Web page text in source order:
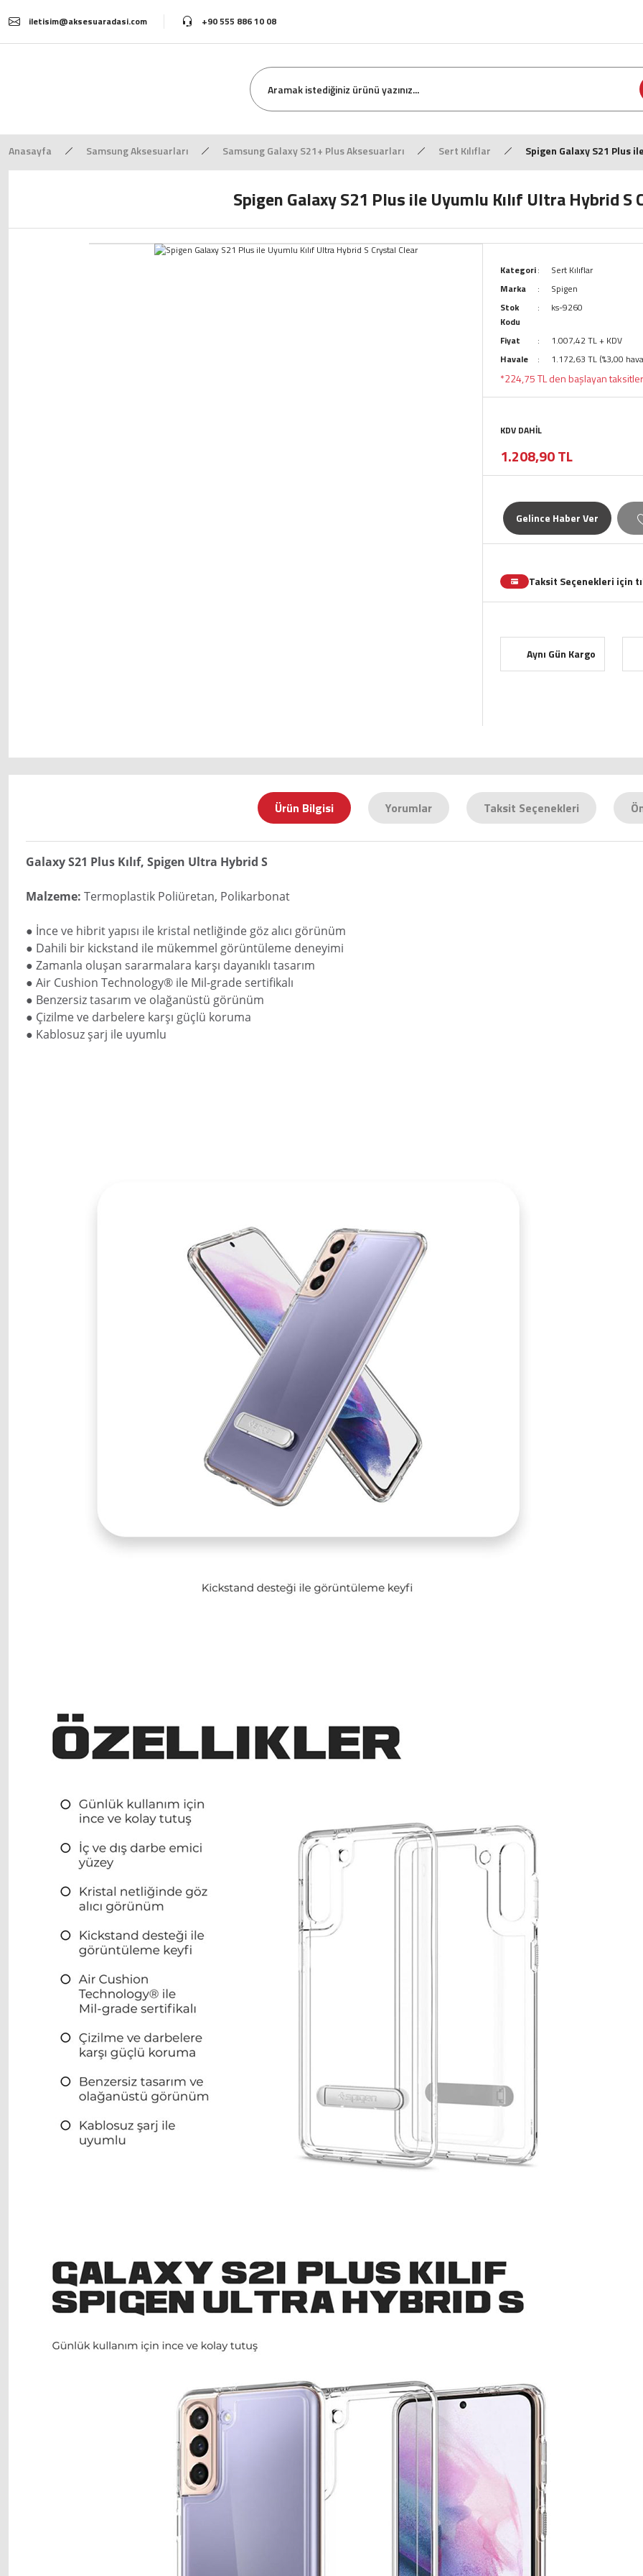
iletisim@aksesuaradasi.com +90 555 886 10 08
Anasayfa Samsung Aksesuarları Samsung Galaxy S21+ Plus Aksesuarları Sert Kılıflar Spigen Galaxy S21 Plus
Spigen Galaxy S21 Plus ile Uyumlu Kılıf Ultra Hybrid S
Kategori
Sert Kılıflar
Marka
Spigen
Stok
Kodu
ks-9260
Fiyat
1.007,42 TL + KDV
Havale
1.172,63 TL (%3,00
*224,75 TL den başlayan
KDV DAHİL
1.208,90 TL
Gelince Haber Ver
Taksit Seçenekleri için
Aynı Gün Kargo
Ürün Bilgisi Yorumlar Taksit Seçenekleri
Galaxy S21 Plus Kılıf, Spigen Ultra Hybrid S
Malzeme: Termoplastik Poliüretan, Polikarbonat
● İnce ve hibrit yapısı ile kristal netliğinde göz alıcı görünüm
● Dahili bir kickstand ile mükemmel görüntüleme deneyimi
● Zamanla oluşan sararmalara karşı dayanıklı tasarım
● Air Cushion Technology® ile Mil-grade sertifikalı
● Benzersiz tasarım ve olağanüstü görünüm
● Çizilme ve darbelere karşı güçlü koruma
● Kablosuz şarj ile uyumlu